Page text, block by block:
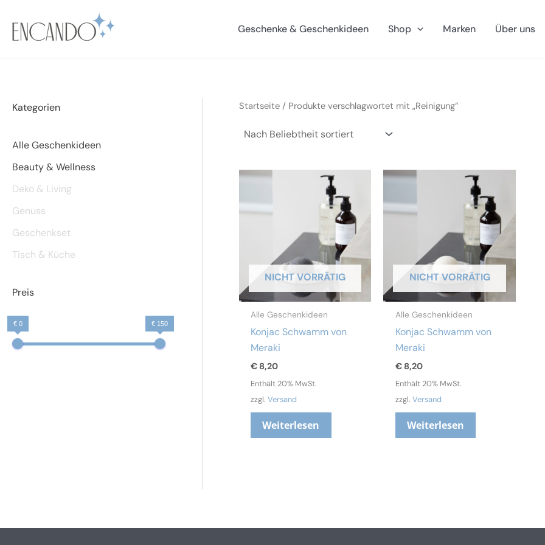
Inhalt
springen
Geschenke & Geschenkideen Shop Marken Über uns
Kategorien
Alle Geschenkideen
Beauty & Wellness
Deko & Living
Genuss
Geschenkset
Tisch & Küche
Preis
€ 0 € 150
Startseite/ Produkte verschlagwortet mit „Reinigung“
NICHT VORRÄTIG
Alle Geschenkideen
Konjac Schwamm von
Meraki
€ 8,20
Enthält 20% MwSt.
zzgl.Versand
Weiterlesen
NICHT VORRÄTIG
Alle Geschenkideen
Konjac Schwamm von
Meraki
€8,20
Enthält 20% MwSt.
zzgl. Versand
Weiterlesen